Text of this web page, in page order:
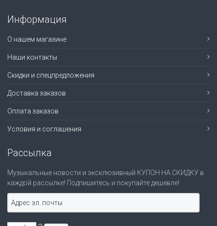
Информация
О нашем магазине
Наши контакты
Скидки и спецпредложения
Доставка заказов
Оплата заказов
Условия и соглашения
Рассылка
Музыкальные новости и эксклюзивный КУПОН НА СКИДКУ в
каждой рассылке! Подпишитесь и покупайте дешевле!